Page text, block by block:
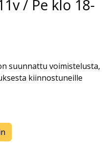
/ Pe klo 18-
suunnattu voimistelusta,
kiinnostuneille